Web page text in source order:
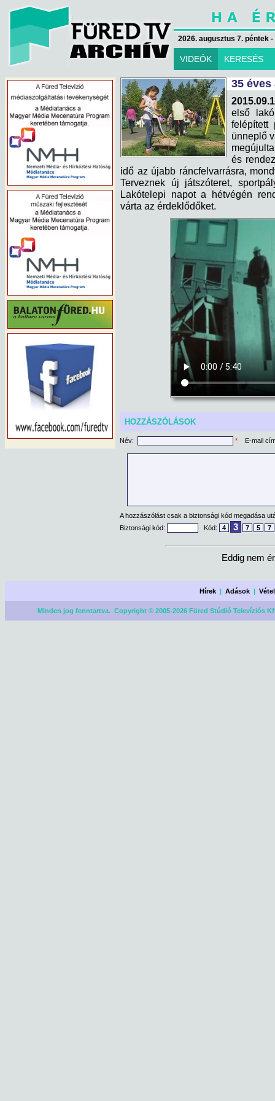
2026. augusztus 7. péntek
VIDEÓK KERESÉS
35
első
felépített
ünneplő
és
idő az újabb ráncfelvarrásra,
Terveznek új játszóteret,
Lakótelepi napot a hétvégén
várta az érdeklődőket.
HOZZÁSZÓLÁSOK
Név: * E-mail
A hozzászólást csak a biztonsági kód megadása
Biztonsági kód:
Kód: 4 3 7 5 7
Eddig nem
Hírek |Adások |
Minden jog fenntartva. Copyright © 2005-2026 Füred Stúdió Televíziós